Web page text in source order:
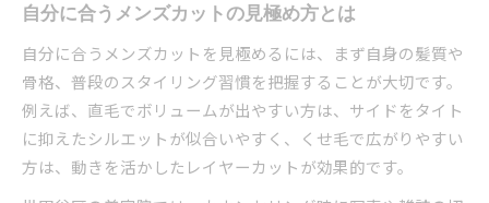
自分に合うメンズカットの見極め方とは
自分に合うメンズカットを見極めるには、まず自身の髪質や
骨格、普段のスタイリング習慣を把握することが大切です。
例えば、直毛でボリュームが出やすい方は、サイドをタイト
に抑えたシルエットが似合いやすく、くせ毛で広がりやすい
方は、動きを活かしたレイヤーカットが効果的です。